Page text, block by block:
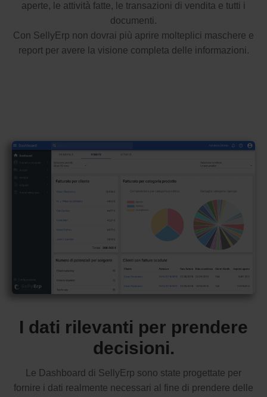
aperte, le attività fatte, le transazioni di vendita e tutti i
documenti.
Con SellyErp non dovrai più aprire molteplici maschere e
report per avere la visione completa delle informazioni.
I dati rilevanti per prendere
decisioni.
Le Dashboard di SellyErp sono state progettate per
fornire i dati realmente necessari al fine di prendere delle